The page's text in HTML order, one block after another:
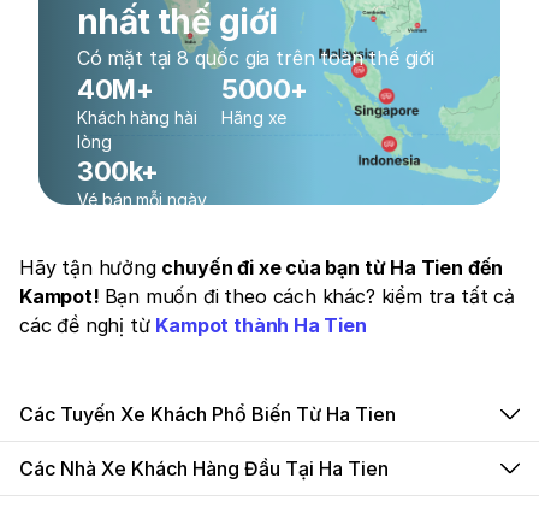
nhất thế giới
Có mặt tại 8 quốc gia trên toàn thế giới
40M+
Khách hàng hài
lòng
5000+
Hãng xe
300k+
Vé bán mỗi ngày
Hãy tận hưởng chuyến đi xe của bạn từ Ha Tien đến
Kampot! Bạn muốn đi theo cách khác? kiểm tra tất cả
các đề nghị từ Kampot thành Ha Tien
Các Tuyến Xe Khách Phổ Biến Từ Ha Tien
Các Nhà Xe Khách Hàng Đầu Tại Ha Tien